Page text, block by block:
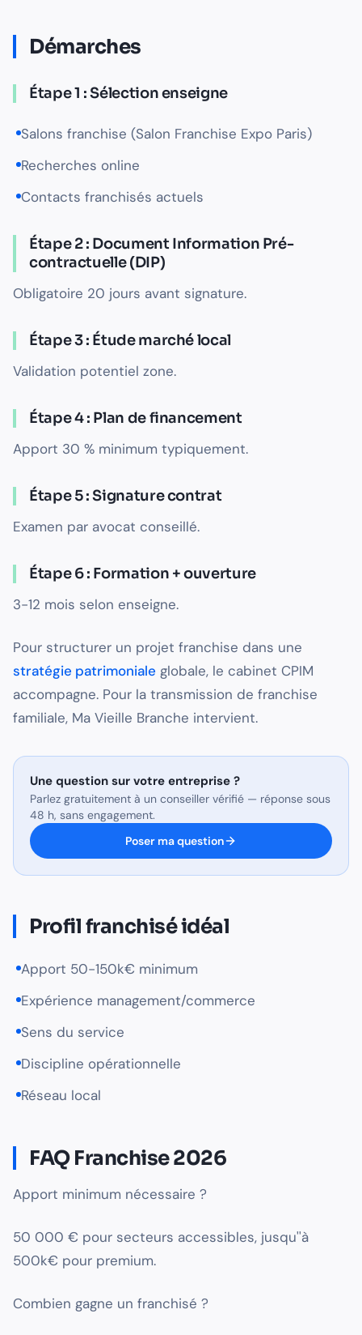
Démarches
Étape 1 : Sélection enseigne
Salons franchise (Salon Franchise Expo Paris)
Recherches online
Contacts franchisés actuels
Étape 2 : Document Information Pré-
contractuelle (DIP)
Obligatoire 20 jours avant signature.
Étape 3 : Étude marché local
Validation potentiel zone.
Étape 4 : Plan de financement
Apport 30 % minimum typiquement.
Étape 5 : Signature contrat
Examen par avocat conseillé.
Étape 6 : Formation + ouverture
3-12 mois selon enseigne.
Pour structurer un projet franchise dans une
stratégie patrimoniale globale, le cabinet CPIM
accompagne. Pour la transmission de franchise
familiale, Ma Vieille Branche intervient.
Une question sur votre entreprise ?
Parlez gratuitement à un conseiller vérifié — réponse sous
48 h, sans engagement.
Poser ma question
Profil franchisé idéal
Apport 50-150k€ minimum
Expérience management/commerce
Sens du service
Discipline opérationnelle
Réseau local
FAQ Franchise 2026
Apport minimum nécessaire ?
50 000 € pour secteurs accessibles, jusqu''à
500k€ pour premium.
Combien gagne un franchisé ?